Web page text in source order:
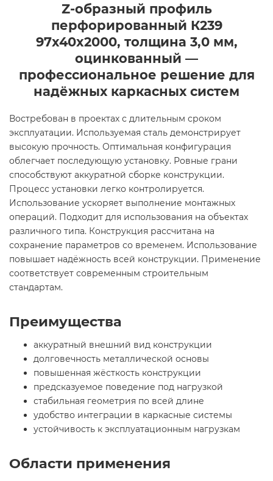
Z-образный профиль
перфорированный К239
97x40x2000, толщина 3,0 мм,
оцинкованный —
профессиональное решение для
надёжных каркасных систем
Востребован в проектах с длительным сроком
эксплуатации. Используемая сталь демонстрирует
высокую прочность. Оптимальная конфигурация
облегчает последующую установку. Ровные грани
способствуют аккуратной сборке конструкции.
Процесс установки легко контролируется.
Использование ускоряет выполнение монтажных
операций. Подходит для использования на объектах
различного типа. Конструкция рассчитана на
сохранение параметров со временем. Использование
повышает надёжность всей конструкции. Применение
соответствует современным строительным
стандартам.
Преимущества
аккуратный внешний вид конструкции
долговечность металлической основы
повышенная жёсткость конструкции
предсказуемое поведение под нагрузкой
стабильная геометрия по всей длине
удобство интеграции в каркасные системы
устойчивость к эксплуатационным нагрузкам
Области применения